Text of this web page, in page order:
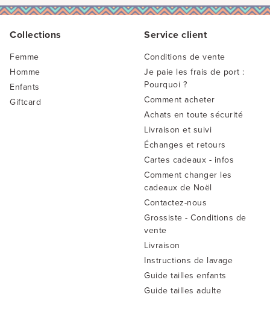
Collections
Femme
Homme
Enfants
Giftcard
Service client
Conditions de vente
Je paie les frais de port :
Pourquoi ?
Comment acheter
Achats en toute sécurité
Livraison et suivi
Échanges et retours
Cartes cadeaux - infos
Comment changer les
cadeaux de Noël
Contactez-nous
Grossiste - Conditions de
vente
Livraison
Instructions de lavage
Guide tailles enfants
Guide tailles adulte